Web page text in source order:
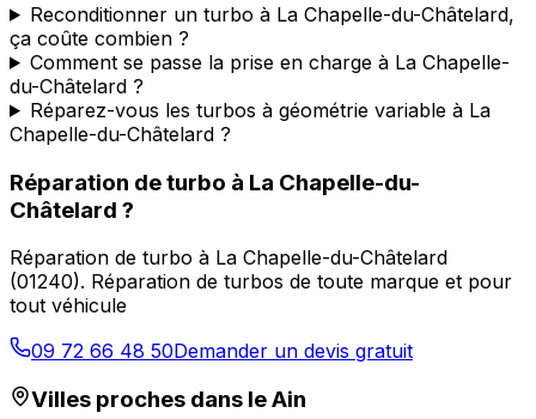
Reconditionner un turbo à La Chapelle-du-Châtelard,
ça coûte combien ?
Comment se passe la prise en charge à La Chapelle-
du-Châtelard ?
Réparez-vous les turbos à géométrie variable à La
Chapelle-du-Châtelard ?
Réparation de turbo à La Chapelle-du-
Châtelard ?
Réparation de turbo à La Chapelle-du-Châtelard
(01240). Réparation de turbos de toute marque et pour
tout véhicule
09 72 66 48 50Demander un devis gratuit
Villes proches dans leAin